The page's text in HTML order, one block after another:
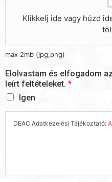
Klikkelj ide vagy húzd
max 2mb (jpg,png)
Elolvastam és elfogadom
leírt feltételeket. *
Igen
DEAC Adatkezelési Tájékoztató: